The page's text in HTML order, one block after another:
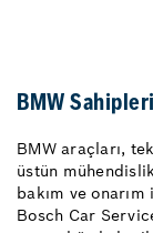
BMW
BMW araçları,
üstün
bakım ve
Bosch Car